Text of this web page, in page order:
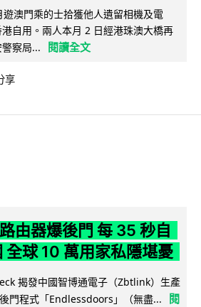
澳門乘的士拾獲他人遺留相機及電
自用。兩人本月 2 日經港珠澳大橋再
察局...
閱讀全文
享
由器爆後門 每 35 秒自
全球 10 萬用家私隱堪憂
揭發中國智博通電子（Zbtlink）生產
門程式「Endlessdoors」（無盡...
閱